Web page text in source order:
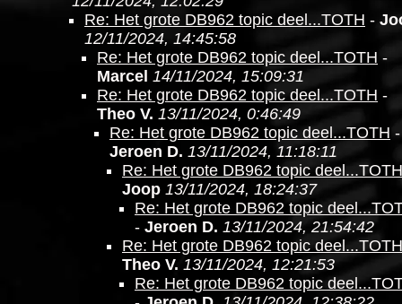
Re: Het grote DB962 topic deel...TOTH -
12/11/2024, 14:45:58
Re: Het grote DB962 topic deel...TOTH -
Marcel 14/11/2024, 15:09:31
Re: Het grote DB962 topic deel...TOTH -
Theo V. 13/11/2024, 0:46:49
Re: Het grote DB962 topic deel...TOTH -
Jeroen D. 13/11/2024, 11:18:11
Re: Het grote DB962 topic deel...TOTH
Joop 13/11/2024, 18:24:37
Re: Het grote DB962 topic
- Jeroen D. 13/11/2024, 21:54:42
Re: Het grote DB962 topic deel...TOTH
Theo V. 13/11/2024, 12:21:53
Re: Het grote DB962 topic